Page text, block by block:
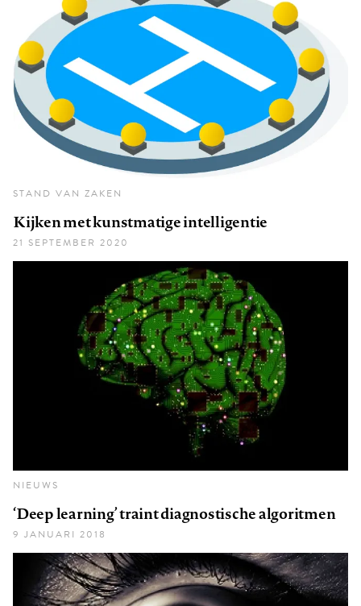
STAND VAN ZAKEN
Kijken met kunstmatige intelligentie
21 SEPTEMBER 2020
NIEUWS
‘Deep learning’ traint diagnostische algoritmen
9 JANUARI 2018